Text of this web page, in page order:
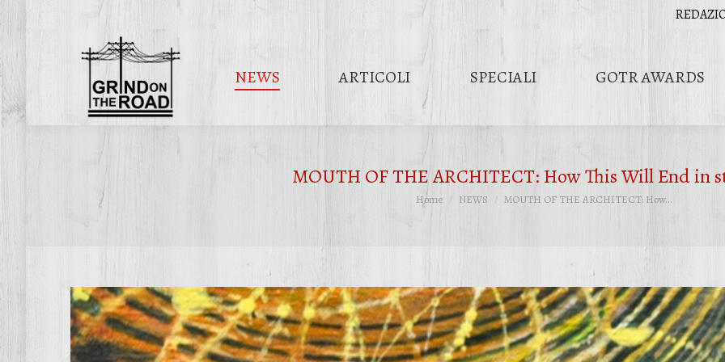
NEWS ARTICOLI SPECIALI GOTR AWARDS
MOUTH OF THE ARCHITECT: How This Will End in
Tu sei qui:
Home NEWS MOUTH OF THE ARCHITECT: How…